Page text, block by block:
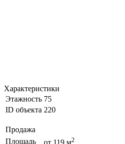
Характеристики
Этажность 75
ID объекта 220
Продажа
Площадь
2